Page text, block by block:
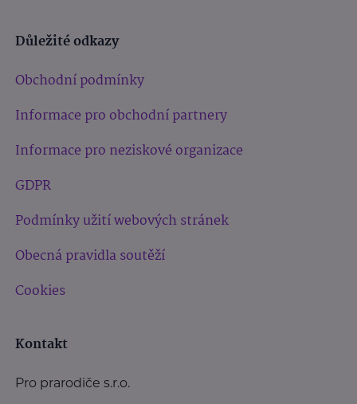
Důležité odkazy
Obchodní podmínky
Informace pro obchodní partnery
Informace pro neziskové organizace
GDPR
Podmínky užití webových stránek
Obecná pravidla soutěží
Cookies
Kontakt
Pro prarodiče s.r.o.